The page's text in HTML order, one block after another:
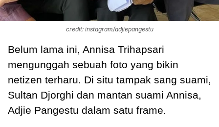
credit: instagram/adjiepangestu
Belum lama ini, Annisa Trihapsari
mengunggah sebuah foto yang bikin
netizen terharu. Di situ tampak sang suami,
Sultan Djorghi dan mantan suami Annisa,
Adjie Pangestu dalam satu frame.